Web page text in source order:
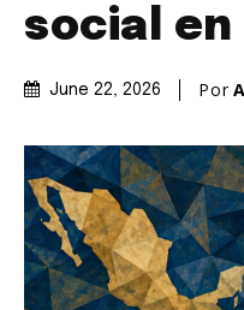
social
June 22, 2026 Por